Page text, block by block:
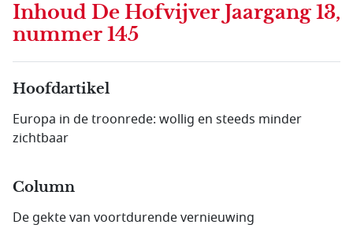
Inhoud De Hofvijver Jaargang 13,
nummer 145
Hoofdartikel
Europa in de troonrede: wollig en steeds minder
zichtbaar
Column
De gekte van voortdurende vernieuwing